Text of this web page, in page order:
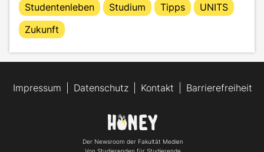
Studentenleben
Studium Tipps
UNITS
Zukunft
Der Newsroom der Fakultät Medien
Impressum Datenschutz Kontakt Barrierefreiheit